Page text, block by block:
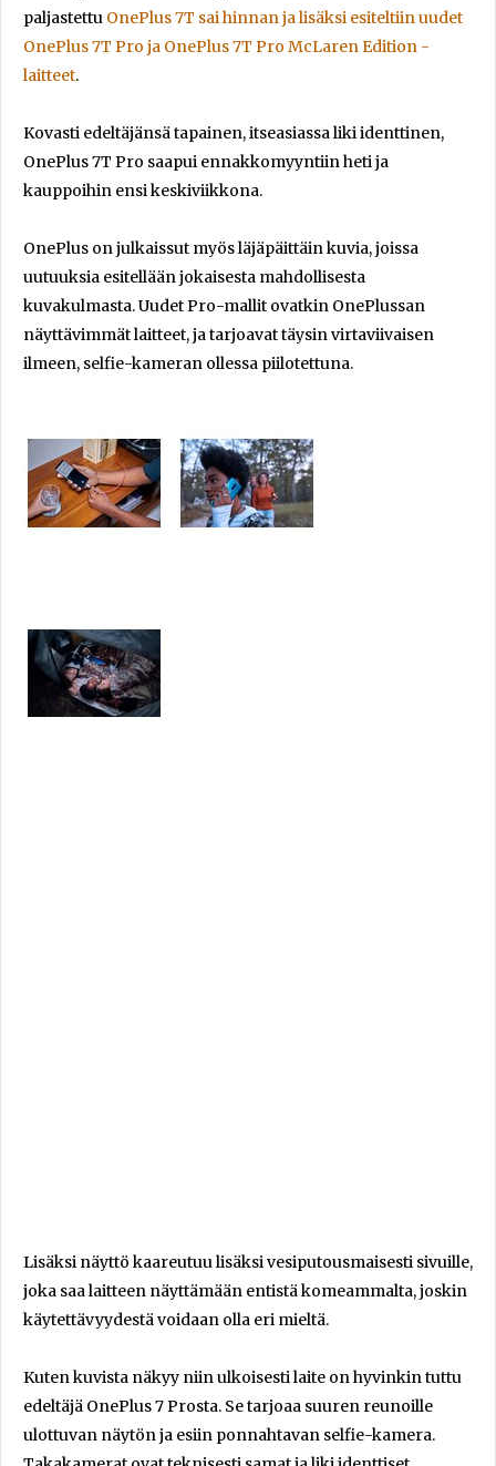
paljastettu OnePlus 7T sai hinnan ja lisäksi esiteltiin uudet
OnePlus 7T Pro ja OnePlus 7T Pro McLaren Edition -
laitteet.
Kovasti edeltäjänsä tapainen, itseasiassa liki identtinen,
OnePlus 7T Pro saapui ennakkomyyntiin heti ja
kauppoihin ensi keskiviikkona.
OnePlus on julkaissut myös läjäpäittäin kuvia, joissa
uutuuksia esitellään jokaisesta mahdollisesta
kuvakulmasta. Uudet Pro-mallit ovatkin OnePlussan
näyttävimmät laitteet, ja tarjoavat täysin virtaviivaisen
ilmeen, selfie-kameran ollessa piilotettuna.
Lisäksi näyttö kaareutuu lisäksi vesiputousmaisesti sivuille,
joka saa laitteen näyttämään entistä komeammalta, joskin
käytettävyydestä voidaan olla eri mieltä.
Kuten kuvista näkyy niin ulkoisesti laite on hyvinkin tuttu
edeltäjä OnePlus 7 Prosta. Se tarjoaa suuren reunoille
ulottuvan näytön ja esiin ponnahtavan selfie-kamera.